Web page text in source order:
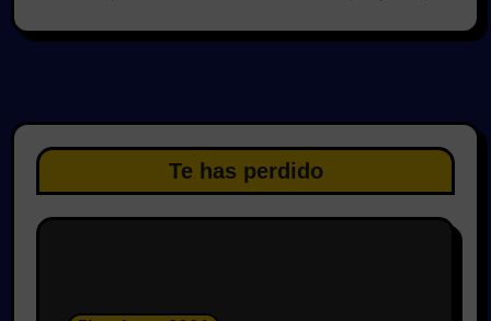
Te has perdido